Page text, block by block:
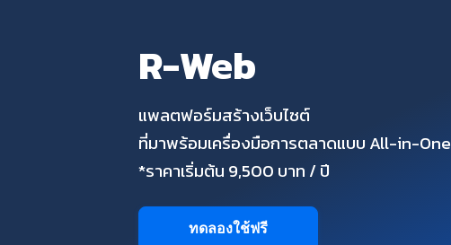
R-Web
แพลตฟอร์มสร้างเว็บไซต์
ที่มาพร้อมเครื่องมือการตลาดแบบ All-in-One
*ราคาเริ่มต้น 9,500 บาท / ปี
ทดลองใช้ฟรี